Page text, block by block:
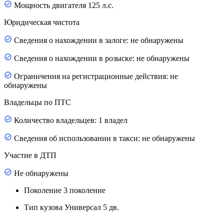
Мощность двигателя 125 л.с.
Юридическая чистота
Сведения о нахождении в залоге: не обнаружены
Сведения о нахождении в розыске: не обнаружены
Ограничения на регистрационные действия: не
обнаружены
Владельцы по ПТС
Количество владельцев: 1 владел
Сведения об использовании в такси: не обнаружены
Участие в ДТП
Не обнаружены
Поколение 3 поколение
Тип кузова Универсал 5 дв.